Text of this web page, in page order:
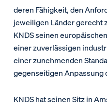
deren Fähigkeit, den
jeweiligen Länder gerecht
KNDS seinen
einer zuverlässigen
einer zunehmenden
gegenseitigen
KNDS hat seinen Sitz in